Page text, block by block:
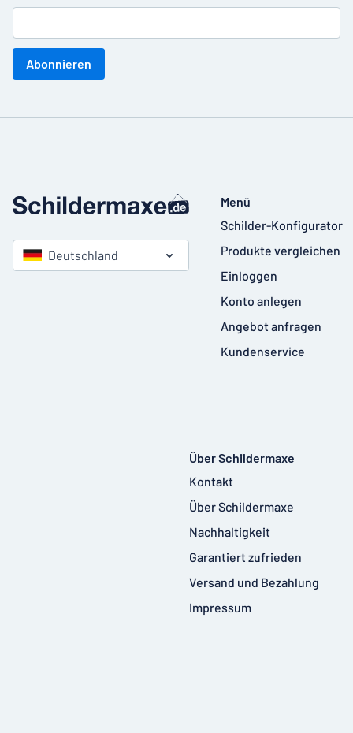
Abonnieren
Deutschland
Menü
Schilder-Konfigurator
Produkte vergleichen
Einloggen
Konto anlegen
Angebot anfragen
Kundenservice
Über Schildermaxe
Kontakt
Über Schildermaxe
Nachhaltigkeit
Garantiert zufrieden
Versand und Bezahlung
Impressum